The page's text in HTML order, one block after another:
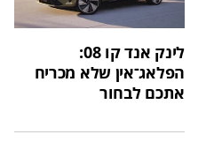
לינק אנד קו 08:
הפלאג־אין שלא מכריח
אתכם לבחור